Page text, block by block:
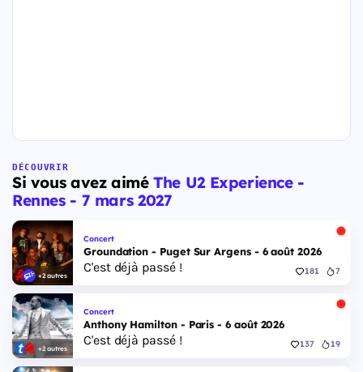
DÉCOUVRIR
Si vous avez aiméThe U2 Experience -
Rennes - 7 mars 2027
+2 autres
Concert
Groundation - Puget Sur Argens - 6 août 2026
C'est déjà passé ! 181 7
+2 autres
Concert
Anthony Hamilton - Paris - 6 août 2026
C'est déjà passé ! 137 19